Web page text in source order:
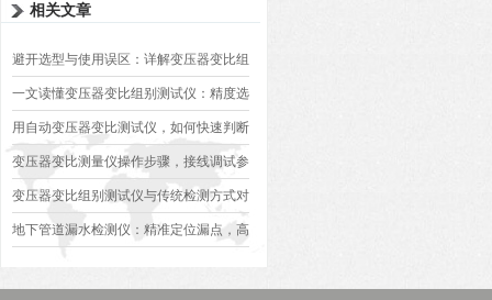
相关文章
避开选型与使用误区：详解变压器变比组
别测试仪的日常校准方法、常见组别识别
异常排查方案
一文读懂变压器变比组别测试仪：精度选
型、接线规范、报告生成全流程标准化操
作指南
用自动变压器变比测试仪，如何快速判断
变压器是否合格？
变压器变比测量仪操作步骤，接线调试参
数设定变比测试数据保存使用教程
变压器变比组别测试仪与传统检测方式对
比：精度、速度与安全性深度分析
地下管道漏水检测仪：精准定位漏点，高